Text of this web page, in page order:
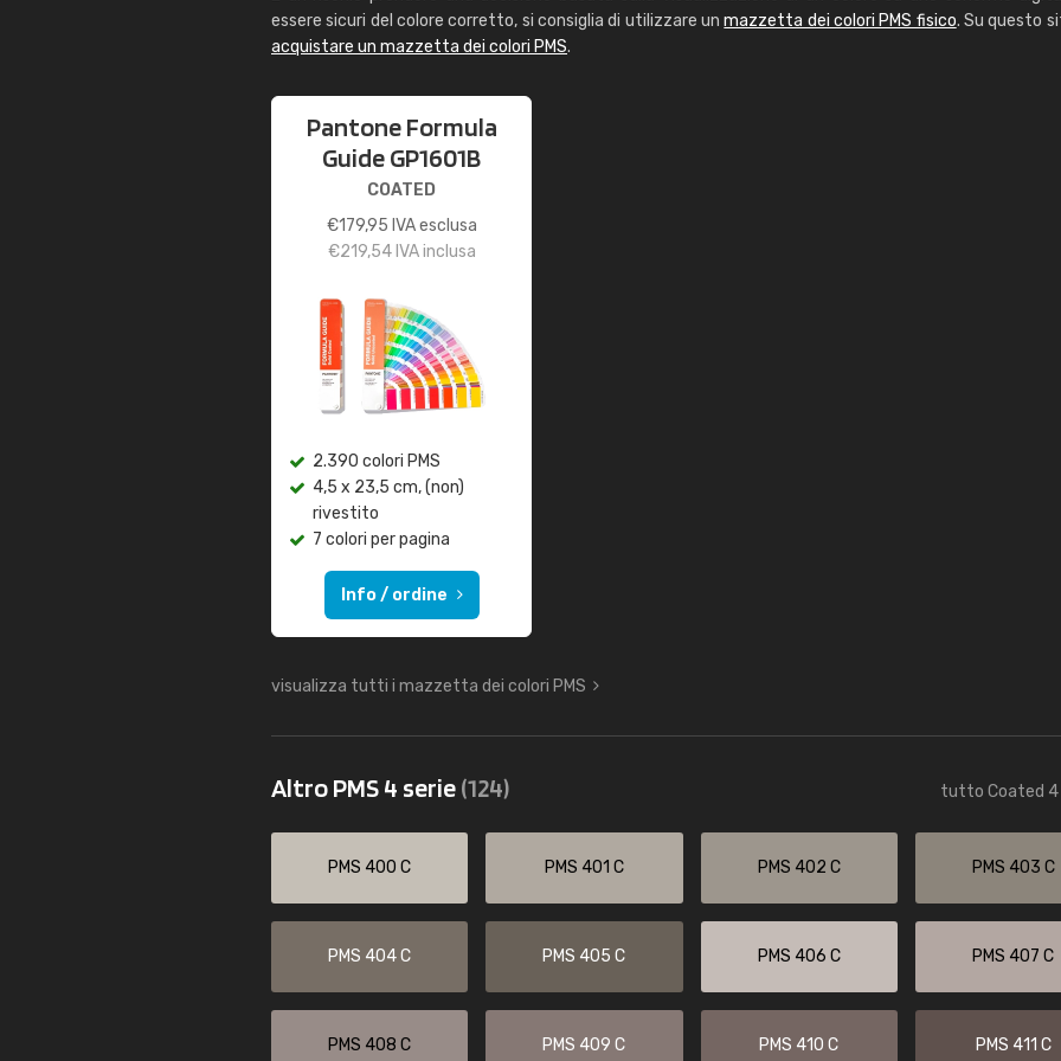
essere sicuri del colore corretto, si consiglia di utilizzare unmazzetta dei colori PMS fisico. Su questo
acquistare un mazzetta dei colori PMS.
Pantone Formula
Guide GP1601B
COATED
€179,95 IVA esclusa
€219,54IVA inclusa
2.390 colori PMS
4,5 x 23,5 cm, (non)
rivestito
7 colori per pagina
Info / ordine
visualizza tutti i mazzetta dei colori PMS
Altro PMS 4 serie(124) tutto Coated 4
PMS 400 C PMS 401 C PMS 402 C PMS 403 C
PMS 404 C PMS 405 C PMS 406 C PMS 407 C
PMS 408 C PMS 409 C PMS 410 C PMS 411 C